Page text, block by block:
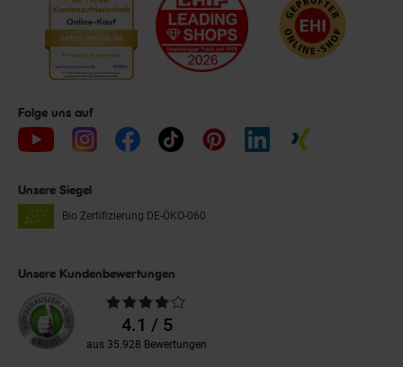
Folge uns auf
Unsere Siegel
Bio Zertifizierung DE-ÖKO-060
Unsere Kundenbewertungen
Durchschnittliche
Bewertungen4.1 / 5
aus 35.928 Bewertungen